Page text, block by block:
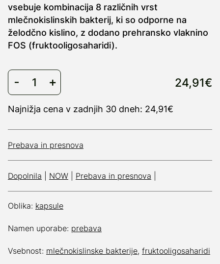
vsebuje kombinacija 8 različnih vrst
mlečnokislinskih bakterij, ki so odporne na
želodčno kislino, z dodano prehransko vlaknino
FOS (fruktooligosaharidi).
24,91€
Najnižja cena v zadnjih 30 dneh: 24,91€
Prebava in presnova
Dopolnila NOW Prebava in presnova
Oblika: kapsule
Namen uporabe: prebava
Vsebnost: mlečnokislinske bakterije, fruktooligosaharidi